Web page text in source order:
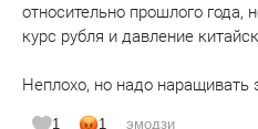
относительно прошлого года,
курс рубля и давление
Неплохо, но надо наращивать
1 1 эмодзи